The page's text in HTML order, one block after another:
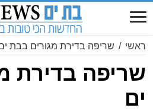
ראשי / שריפה בדירת מגורים בבת
שריפה בדירת
ים